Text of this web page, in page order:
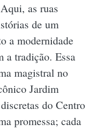
as ruas
de um
a modernidade
a tradição. Essa
magistral no
Jardim
do Centro
promessa; cada